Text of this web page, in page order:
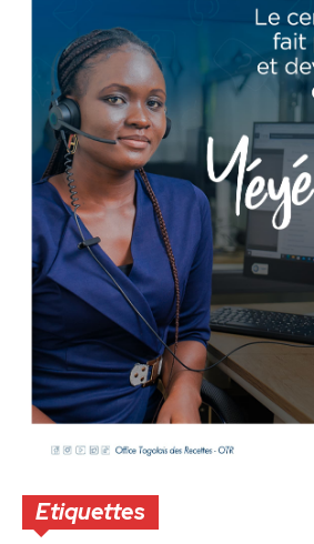
Etiquettes